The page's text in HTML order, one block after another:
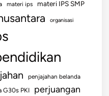
L
U
B
U
N
materi ips materi IPS SMP
organisasi
penjajahan belanda
G30s PKI perjuangan